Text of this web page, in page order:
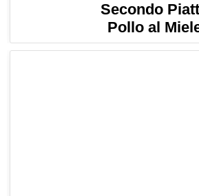
Secondo
Pollo al